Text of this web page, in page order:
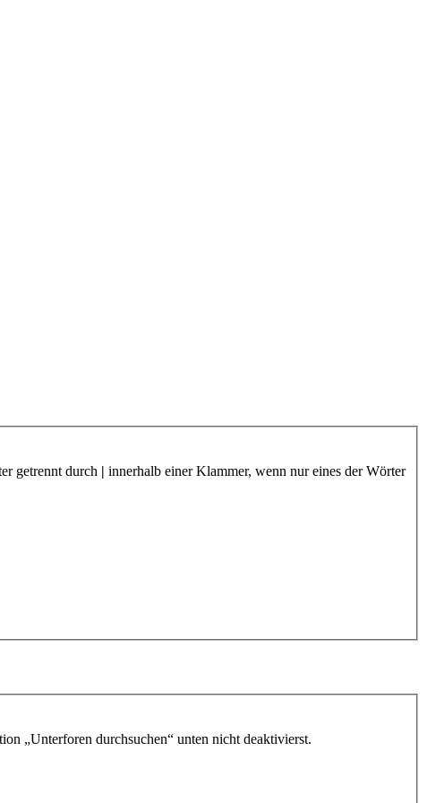
getrennt durch | innerhalb einer Klammer, wenn nur eines der Wörter
„Unterforen durchsuchen“ unten nicht deaktivierst.